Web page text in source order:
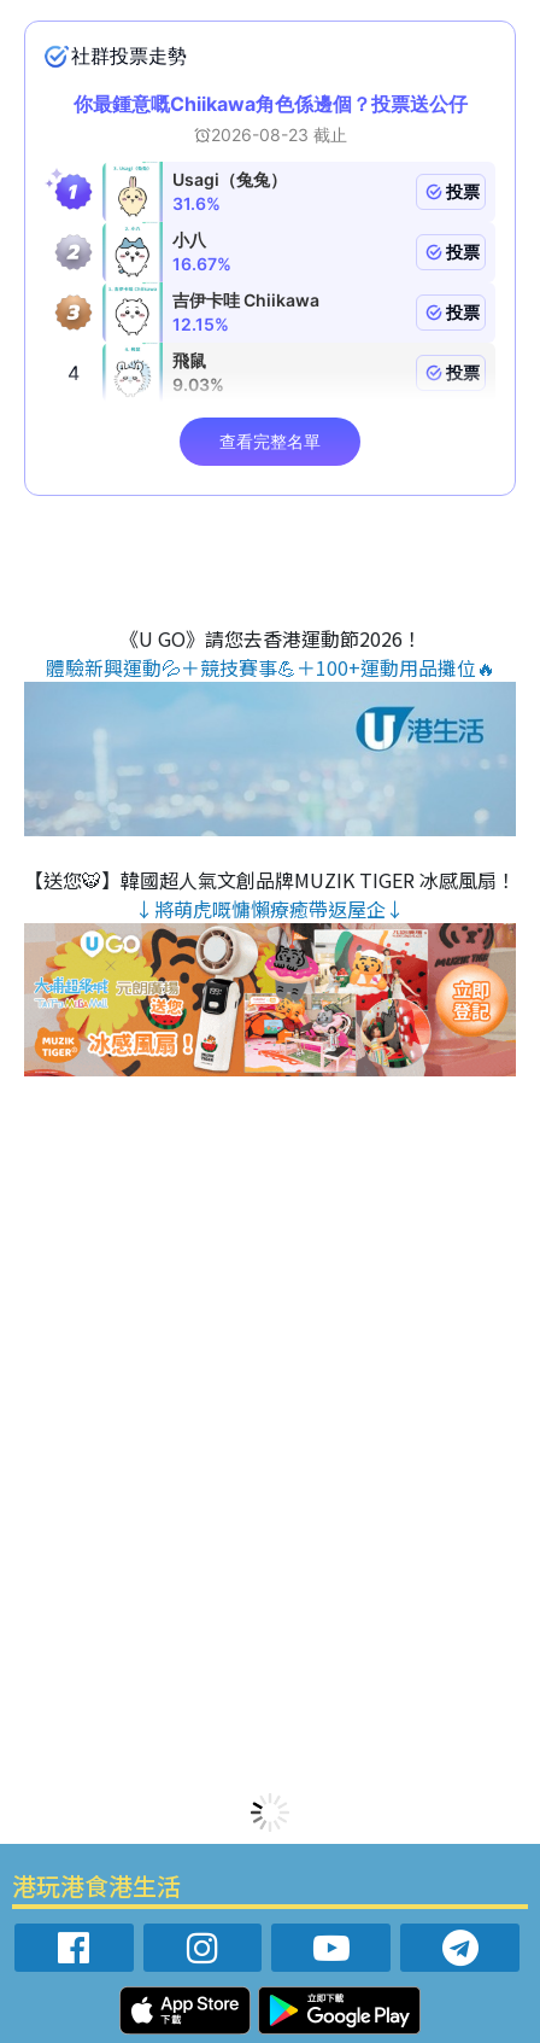
《U GO》請您去香港運動節2026！
體驗新興運動💦＋競技賽事💪＋100+運動用品攤位🔥
【送您🐯】韓國超人氣文創品牌MUZIK TIGER 冰感風扇！
↓將萌虎嘅慵懶療癒帶返屋企↓
港玩港食港生活